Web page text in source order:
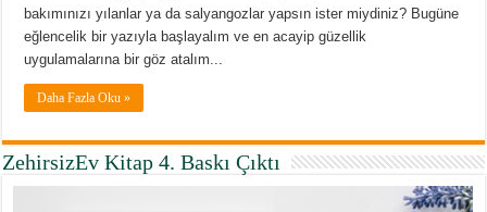
bakımınızı yılanlar ya da salyangozlar yapsın ister miydiniz? Bugüne
eğlencelik bir yazıyla başlayalım ve en acayip güzellik
uygulamalarına bir göz atalım...
Daha Fazla Oku »
ZehirsizEv Kitap 4. Baskı Çıktı